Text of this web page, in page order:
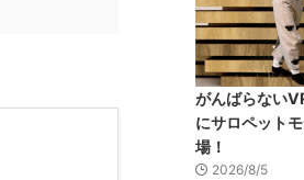
がんばらない
にサロペット
場！
2026/8/5